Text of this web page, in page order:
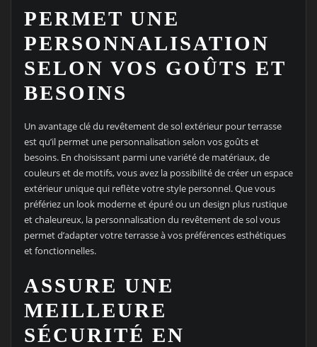
PERMET UNE
PERSONNALISATION
SELON VOS GOÛTS ET
BESOINS
Un avantage clé du revêtement de sol extérieur pour terrasse
est qu’il permet une personnalisation selon vos goûts et
besoins. En choisissant parmi une variété de matériaux, de
couleurs et de motifs, vous avez la possibilité de créer un espace
extérieur unique qui reflète votre style personnel. Que vous
préfériez un look moderne et épuré ou un design plus rustique
et chaleureux, la personnalisation du revêtement de sol vous
permet d’adapter votre terrasse à vos préférences esthétiques
et fonctionnelles.
ASSURE UNE
MEILLEURE
SÉCURITÉ EN